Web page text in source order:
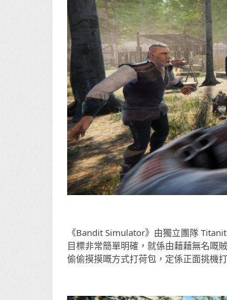
《Bandit Simulator》由獨立團隊
目標非常簡單明確，就係由藉藉無名嘅
偷偷摸摸嘅方式打荷包，定係正面挑機